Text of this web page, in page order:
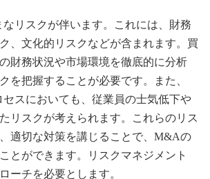
リスクが伴います。これには、財務
、文化的リスクなどが含まれます。買
財務状況や市場環境を徹底的に分析
を把握することが必要です。また、
スにおいても、従業員の士気低下や
リスクが考えられます。これらのリス
適切な対策を講じることで、M&Aの
とができます。リスクマネジメント
ーチを必要とします。